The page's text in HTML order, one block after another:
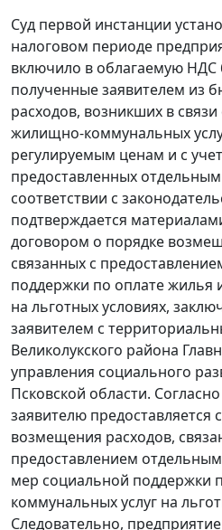
Суд первой инстанции
налоговом периоде
включило в облагаемую НДС
полученные заявителем из
расходов, возникших в
жилищно-коммунальных
регулируемым ценам и с
предоставленных
соответствии с
подтверждается
договором о порядке
связанных с
поддержки по оплате жилья
на льготных условиях,
заявителем с
Великолукского района
управления социального
Псковской области.
заявителю предоставляется
возмещения расходов,
предоставлением
мер социальной поддержки
коммунальных услуг на
Следовательно,